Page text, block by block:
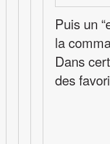
Puis un
la
Dans
des